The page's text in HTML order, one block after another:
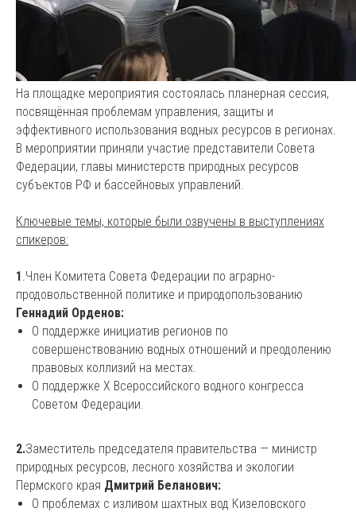
На площадке мероприятия состоялась планерная сессия,
посвящённая проблемам управления, защиты и
эффективного использования водных ресурсов в регионах.
В мероприятии приняли участие представители Совета
Федерации, главы министерств природных ресурсов
субъектов РФ и бассейновых управлений.
Ключевые темы, которые были озвучены в выступлениях
спикеров:
1.Член Комитета Совета Федерации по аграрно-
продовольственной политике и природопользованию
Геннадий Орденов:
О поддержке инициатив регионов по
совершенствованию водных отношений и преодолению
правовых коллизий на местах.
О поддержке X Всероссийского водного конгресса
Советом Федерации.
2.Заместитель председателя правительства — министр
природных ресурсов, лесного хозяйства и экологии
Пермского края Дмитрий Беланович:
О проблемах с изливом шахтных вод Кизеловского